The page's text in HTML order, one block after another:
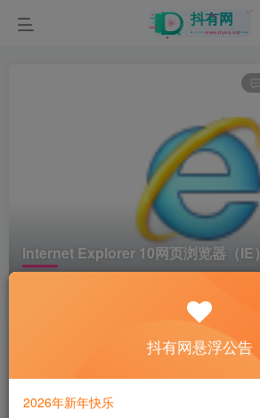
Internet Explorer 10网页浏览器（IE）
抖有网悬浮公告
2026年新年快乐